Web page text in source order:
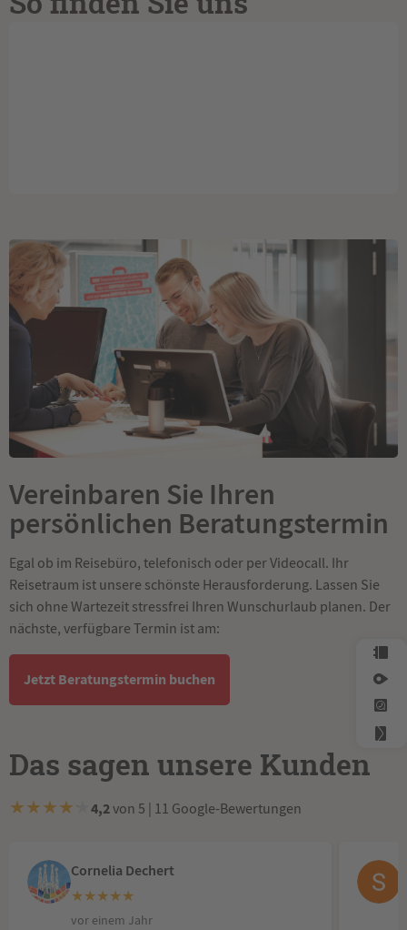
Vereinbaren Sie Ihren
persönlichen Beratungstermin
Egal ob im Reisebüro, telefonisch oder per Videocall. Ihr
Reisetraum ist unsere schönste Herausforderung. Lassen Sie
sich ohne Wartezeit stressfrei Ihren Wunschurlaub planen. Der
nächste, verfügbare Termin ist am:
Jetzt Beratungstermin buchen
Das sagen unsere Kunden
★★★★★ 4,2von 5 | 11 Google-Bewertungen
Cornelia Dechert
★★★★★
vor einem Jahr